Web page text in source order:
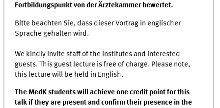
Fortbildungspunkt von der Ärztekammer bewertet.
Bitte beachten Sie, dass dieser Vortrag in englischer
Sprache gehalten wird.
We kindly invite staff of the institutes and interested
guests. This guest lecture is free of charge. Please note,
this lecture will be held in English.
The MedK students will achieve one credit point for this
talk if they are present and confirm their presence in the